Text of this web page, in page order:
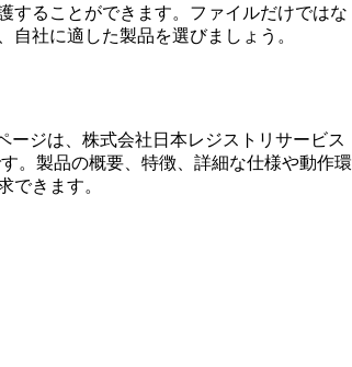
することができます。ファイルだけではな
社に適した製品を選びましょう。
ジは、 株式会社日本レジストリサービス
。製品の概要、特徴、詳細な仕様や動作環
できます。